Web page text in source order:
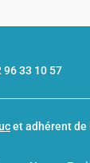
96 33 10 57
et adhérent de